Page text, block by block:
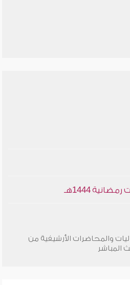
1444هـ
والمحاضرات الأرشيفية من
المباشر